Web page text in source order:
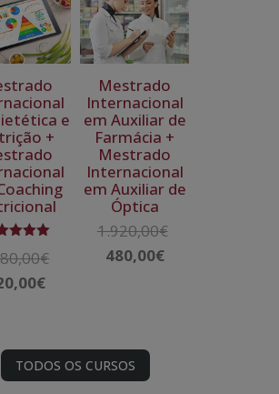
395,00€.
1.680,00€.
é:
420,00€.
e
+
5.00
€
1.680,00€.
€O
é:
420,00€.
Mestrado
Internacional
em Auxiliar de
Farmácia +
Mestrado
Internacional
em Auxiliar de
Óptica
1.920,00€
480,00€O
TODOS OS CURSOS